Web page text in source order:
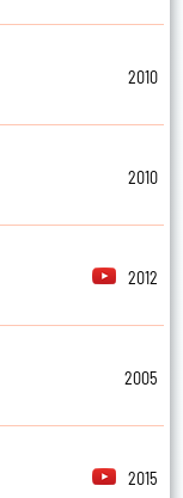
2010
2010
2012
2005
2015